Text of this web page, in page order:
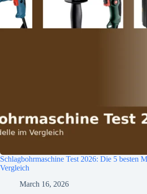
Schlagbohrmaschine Test 2026: Die 5 besten
Vergleich
March 16, 2026